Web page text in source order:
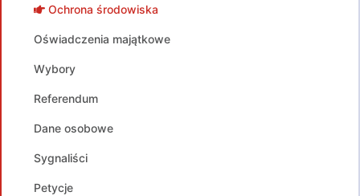
Ochrona środowiska
Oświadczenia majątkowe
Wybory
Referendum
Dane osobowe
Sygnaliści
Petycje